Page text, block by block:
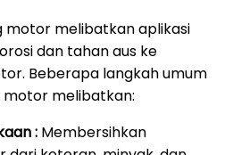
motor melibatkan aplikasi
dan tahan aus ke
Beberapa langkah umum
melibatkan:
: Membersihkan